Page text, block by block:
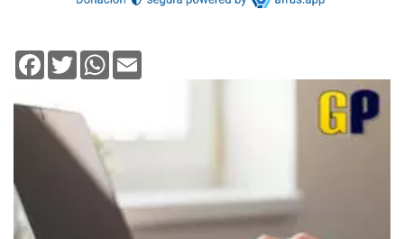
Facebook
TwitterWhatsApp